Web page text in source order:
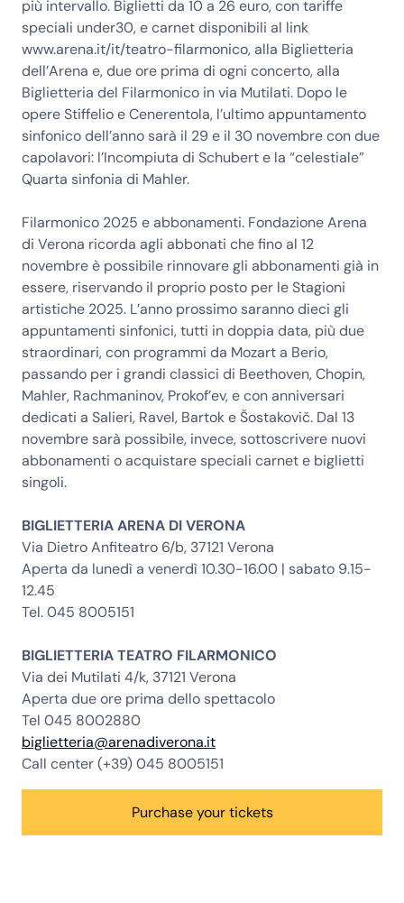
più intervallo. Biglietti da 10 a 26 euro, con tariffe
speciali under30, e carnet disponibili al link
www.arena.it/it/teatro-filarmonico, alla Biglietteria
dell’Arena e, due ore prima di ogni concerto, alla
Biglietteria del Filarmonico in via Mutilati. Dopo le
opere Stiffelio e Cenerentola, l’ultimo appuntamento
sinfonico dell’anno sarà il 29 e il 30 novembre con due
capolavori: l’Incompiuta di Schubert e la “celestiale”
Quarta sinfonia di Mahler.
Filarmonico 2025 e abbonamenti. Fondazione Arena
di Verona ricorda agli abbonati che fino al 12
novembre è possibile rinnovare gli abbonamenti già in
essere, riservando il proprio posto per le Stagioni
artistiche 2025. L’anno prossimo saranno dieci gli
appuntamenti sinfonici, tutti in doppia data, più due
straordinari, con programmi da Mozart a Berio,
passando per i grandi classici di Beethoven, Chopin,
Mahler, Rachmaninov, Prokof’ev, e con anniversari
dedicati a Salieri, Ravel, Bartok e Šostakovič. Dal 13
novembre sarà possibile, invece, sottoscrivere nuovi
abbonamenti o acquistare speciali carnet e biglietti
singoli.
BIGLIETTERIA ARENA DI VERONA
Via Dietro Anfiteatro 6/b, 37121 Verona
Aperta da lunedì a venerdì 10.30-16.00 | sabato 9.15-
12.45
Tel. 045 8005151
BIGLIETTERIA TEATRO FILARMONICO
Via dei Mutilati 4/k, 37121 Verona
Aperta due ore prima dello spettacolo
Tel 045 8002880
biglietteria@arenadiverona.it
Call center (+39) 045 8005151
Purchase your tickets